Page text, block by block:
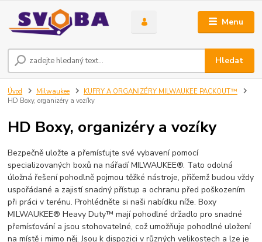
Menu
Hledat
Úvod Milwaukee
KUFRY A ORGANIZÉRY MILWAUKEE PACKOUT™
HD Boxy, organizéry a vozíky
HD Boxy, organizéry a vozíky
Bezpečně uložte a přemísťujte své vybavení pomocí
specializovaných boxů na nářadí MILWAUKEE®. Tato odolná
úložná řešení pohodlně pojmou těžké nástroje, přičemž budou vždy
uspořádané a zajistí snadný přístup a ochranu před poškozením
při práci v terénu. Prohlédněte si naši nabídku níže. Boxy
MILWAUKEE® Heavy Duty™ mají pohodlné držadlo pro snadné
přemísťování a jsou stohovatelné, což umožňuje pohodlné uložení
na místě i mimo něj. Jsou k dispozici v různých velikostech a lze je